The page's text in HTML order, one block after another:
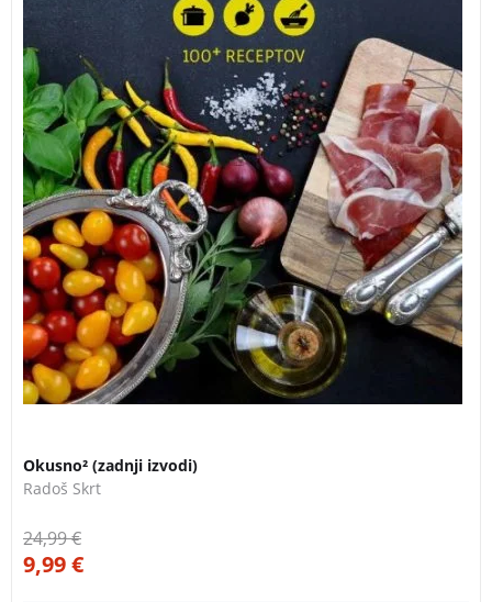
Okusno² (zadnji izvodi)
Radoš Skrt
24,99€
9,99€